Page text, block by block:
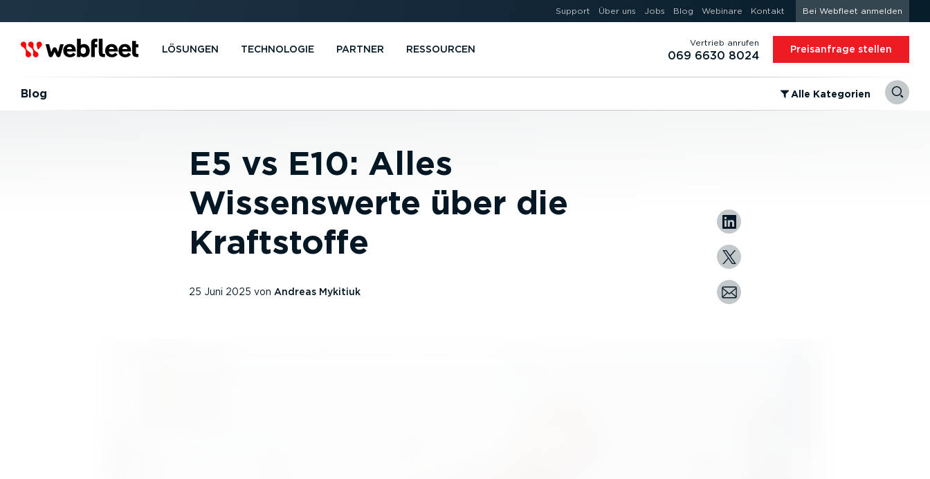
Support Über uns Jobs Blog Webinare Kontakt Bei Webfleet anmelden
LÖSUNGEN TECHNOLOGIE PARTNER RESSOURCEN
Vertrieb anrufen
069 6630 8024 Preis­an­frage stellen
Blog ⁠Alle Kategorien
E5 vs E10: Alles
Wissenswerte über die
Kraftstoffe
25 Juni 2025 von Andreas Mykitiuk